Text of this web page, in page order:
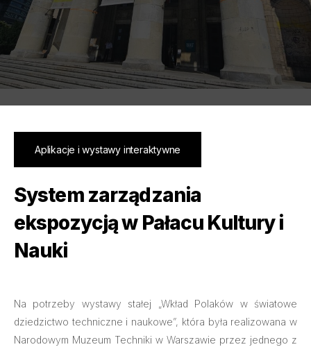
Aplikacje i wystawy interaktywne
System zarządzania
ekspozycją w Pałacu Kultury i
Nauki
Na potrzeby wystawy stałej „Wkład Polaków w światowe
dziedzictwo techniczne i naukowe”, która była realizowana w
Narodowym Muzeum Techniki w Warszawie przez jednego z